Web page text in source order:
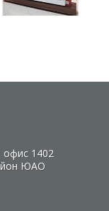
офис 1402
ЮАО